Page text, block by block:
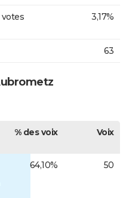
3,17%
63
% des voix Voix
64,10% 50